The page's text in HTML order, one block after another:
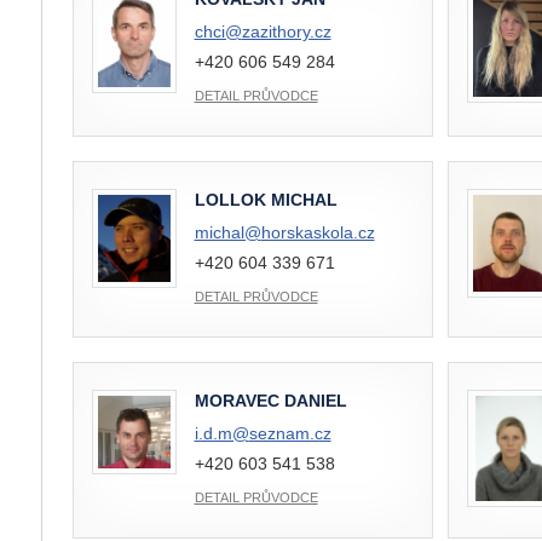
chci@zazithory.cz
+420 606 549 284
DETAIL PRŮVODCE
LOLLOK MICHAL
michal@horskaskola.cz
+420 604 339 671
DETAIL PRŮVODCE
MORAVEC DANIEL
i.d.m@seznam.cz
+420 603 541 538
DETAIL PRŮVODCE